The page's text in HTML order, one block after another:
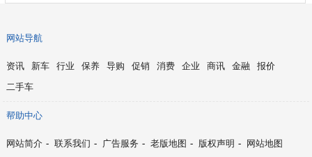
网站导航
资讯 新车 行业 保养 导购 促销 消费 企业 商讯 金融
报价
二手车
帮助中心
网站简介 - 联系我们 - 广告服务 - 老版地图 - 版权声明 - 网站地图